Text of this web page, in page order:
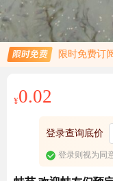
限时免费订
免费订阅商
¥0.02
登录查询底价
登录则视为同